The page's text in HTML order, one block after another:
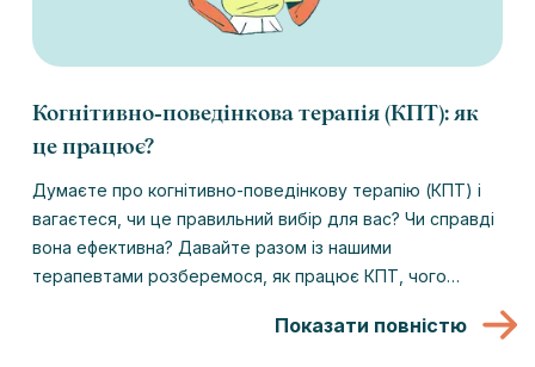
Когнітивно-поведінкова терапія (КПТ): як
це працює?
Думаєте про когнітивно-поведінкову терапію (КПТ) і
вагаєтеся, чи це правильний вибір для вас? Чи справді
вона ефективна? Давайте разом із нашими
терапевтами розберемося, як працює КПТ, чого
Показати повністю